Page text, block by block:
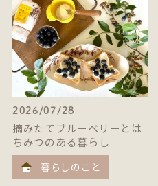
2026/07/28
摘みたてブルーベリーとは
ちみつのある暮らし
暮らしのこと